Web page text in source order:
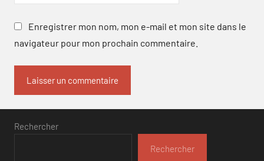
Enregistrer mon nom, mon e-mail et mon site dans le
navigateur pour mon prochain commentaire.
Rechercher
Rechercher